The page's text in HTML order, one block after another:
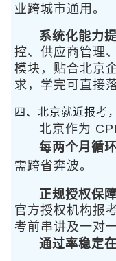
业跨城市通用。
系统化能力
控、供应商管理
模块，贴合北京
求，学完可直接
四、北京就近报考
北京作为
每两个月循
需跨省奔波。
正规授权保
官方授权机构报
考前串讲及一对
通过率稳定